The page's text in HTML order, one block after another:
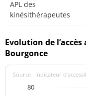
APL des
kinésithérapeutes
Evolution de
Bourgonce
Source : indicateur
80